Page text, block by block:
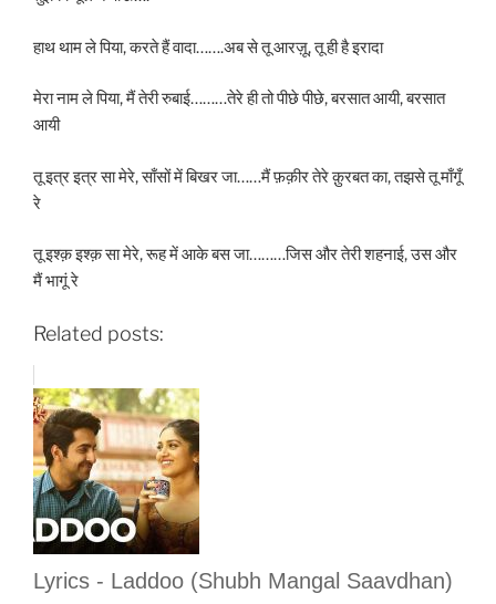
हाथ थाम ले पिया, करते हैं वादा…….अब से तू आरज़ू, तू ही है इरादा
मेरा नाम ले पिया, मैं तेरी रुबाई………तेरे ही तो पीछे पीछे, बरसात आयी, बरसात
आयी
तू इत्र इत्र सा मेरे, साँसों में बिखर जा……मैं फ़क़ीर तेरे क़ुरबत का, तझसे तू माँगूँ
रे
तू इश्क़ इश्क़ सा मेरे, रूह में आके बस जा………जिस और तेरी शहनाई, उस और
मैं भागूं रे
Related posts:
Lyrics - Laddoo (Shubh Mangal Saavdhan)